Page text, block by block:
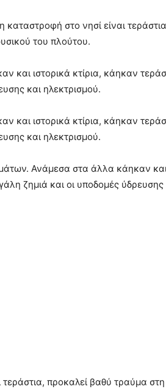
στο νησί είναι
του πλούτου.
ιστορικά κτίρια, κάηκαν
και ηλεκτρισμού.
ιστορικά κτίρια, κάηκαν
και ηλεκτρισμού.
Ανάμεσα στα άλλα κάηκαν
ζημιά και οι υποδομές ύδρευσης
προκαλεί βαθύ τραύμα